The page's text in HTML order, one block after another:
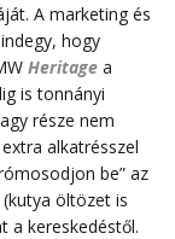
A marketing és
hogy
Heritage a
is tonnányi
része nem
alkatrésszel
be” az
öltözet is
a kereskedéstől.